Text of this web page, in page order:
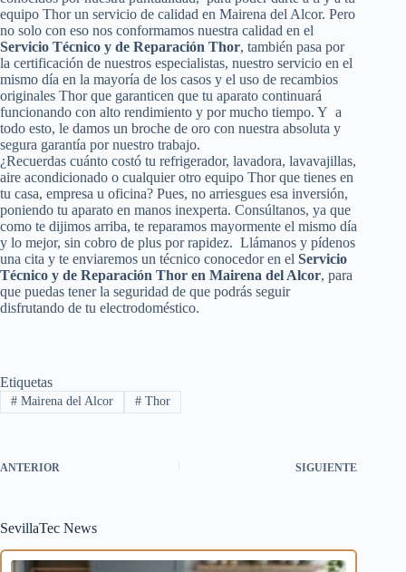
equipo Thor un servicio de calidad en Mairena del Alcor. Pero
no solo con eso nos conformamos nuestra calidad en el
Servicio Técnico y de Reparación Thor, también pasa por
la certificación de nuestros especialistas, nuestro servicio en el
mismo día en la mayoría de los casos y el uso de recambios
originales Thor que garanticen que tu aparato continuará
funcionando con alto rendimiento y por mucho tiempo. Y a
todo esto, le damos un broche de oro con nuestra absoluta y
segura garantía por nuestro trabajo.
¿Recuerdas cuánto costó tu refrigerador, lavadora, lavavajillas,
aire acondicionado o cualquier otro equipo Thor que tienes en
tu casa, empresa u oficina? Pues, no arriesgues esa inversión,
poniendo tu aparato en manos inexperta. Consúltanos, ya que
como te dijimos arriba, te reparamos mayormente el mismo día
y lo mejor, sin cobro de plus por rapidez. Llámanos y pídenos
una cita y te enviaremos un técnico conocedor en el Servicio
Técnico y de Reparación Thor en Mairena del Alcor, para
que puedas tener la seguridad de que podrás seguir
disfrutando de tu electrodoméstico.
Etiquetas
#Mairena del Alcor #Thor
ANTERIOR SIGUIENTE
SevillaTec News